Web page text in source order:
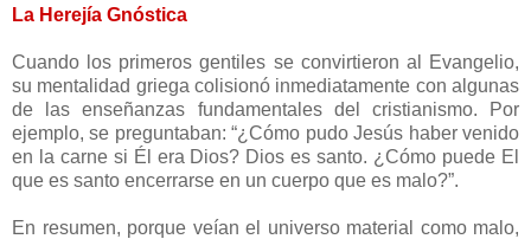
La Herejía Gnóstica
Cuando los primeros gentiles se convirtieron al Evangelio,
su mentalidad griega colisionó inmediatamente con algunas
de las enseñanzas fundamentales del cristianismo. Por
ejemplo, se preguntaban: “¿Cómo pudo Jesús haber venido
en la carne si Él era Dios? Dios es santo. ¿Cómo puede El
que es santo encerrarse en un cuerpo que es malo?”.
En resumen, porque veían el universo material como malo,